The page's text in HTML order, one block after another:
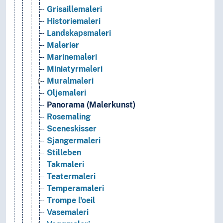
Grisaillemaleri
Historiemaleri
Landskapsmaleri
Malerier
Marinemaleri
Miniatyrmaleri
Muralmaleri
Oljemaleri
Panorama (Malerkunst)
Rosemaling
Sceneskisser
Sjangermaleri
Stilleben
Takmaleri
Teatermaleri
Temperamaleri
Trompe l'oeil
Vasemaleri